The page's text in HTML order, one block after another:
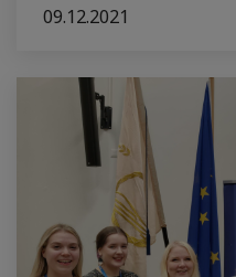
09.12.2021